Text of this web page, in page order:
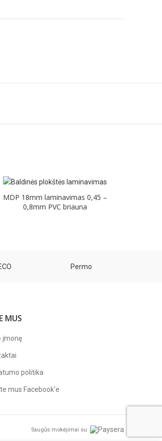
MDP 18mm laminavimas 0,45 –
0,8mm PVC briauna
Permo
MUS
įmonę
politika
mus Facebook'e
Saugūs mokėjimai su: